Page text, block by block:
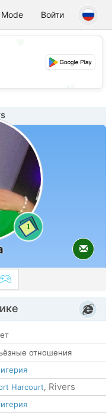
Mode Войти
1
отношения
Harcourt, Rivers